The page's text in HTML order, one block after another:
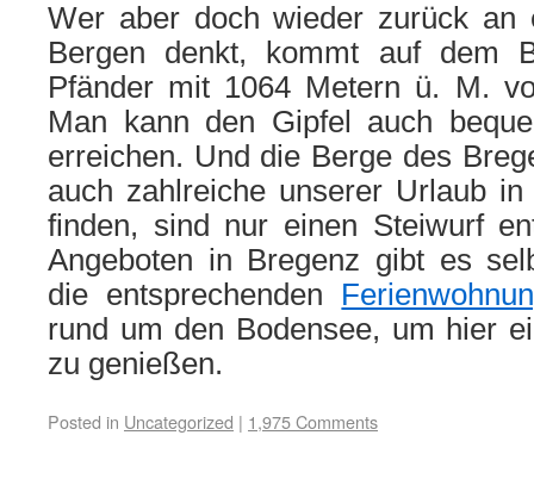
Wer aber doch wieder zurück an
Bergen denkt, kommt auf dem
Pfänder mit 1064 Metern ü. M.
Man kann den Gipfel auch
erreichen. Und die Berge des
auch zahlreiche unserer Urlaub
finden, sind nur einen Steiwurf
Angeboten in Bregenz gibt es
die entsprechenden
rund um den Bodensee, um hier
zu genießen.
Posted in Uncategorized | 1,975 Comments